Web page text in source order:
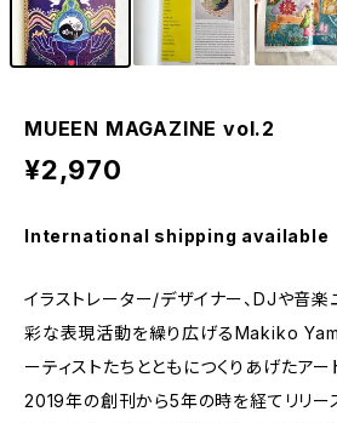
MUEEN MAGAZINE vol.2
¥2,970
International shipping available
イラストレーター/デザイナー、DJや音
彩な表現活動を繰り広げるMakiko
ーティストたちとともにつくりあげたアー
2019年の創刊から5年の時を経てリリー